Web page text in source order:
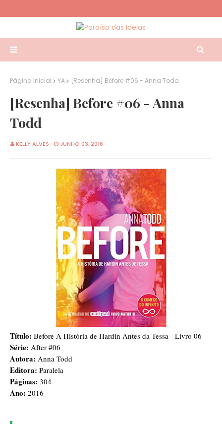
Página inicial YA [Resenha] Before #06 - Anna Todd
[Resenha] Before #06 - Anna
Todd
KELLY ALVES JUNHO 03, 2016
Título: Before A História de Hardin Antes da Tessa - Livro 06
Série: After #06
Autora: Anna Todd
Editora: Paralela
Páginas: 304
Ano: 2016